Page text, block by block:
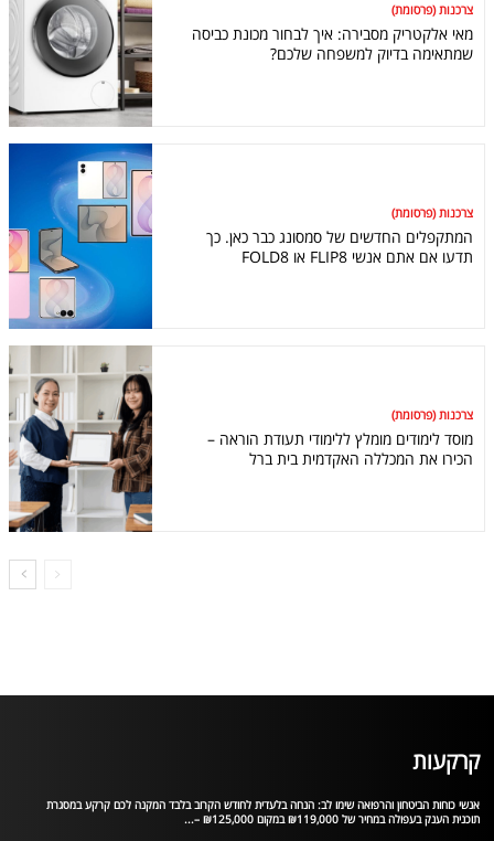
צרכנות (פרסומת)
מאי אלקטריק מסבירה: איך לבחור מכונת כביסה
שמתאימה בדיוק למשפחה שלכם?
צרכנות (פרסומת)
המתקפלים החדשים של סמסונג כבר כאן. כך
תדעו אם אתם אנשי FLIP8 או FOLD8
צרכנות (פרסומת)
מוסד לימודים מומלץ ללימודי תעודת הוראה –
הכירו את המכללה האקדמית בית ברל
קרקעות
אנשי כוחות הביטחון והרפואה שימו לב: הנחה בלעדית לחודש הקרוב בלבד המקנה לכם קרקע במסגרת
תוכנית הענק בעפולה במחיר של ₪119,000 במקום ₪125,000 –...